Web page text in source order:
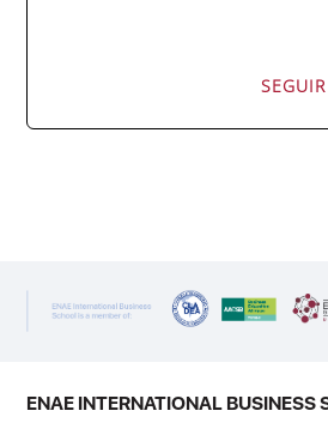
a Crecer". El programa está
personas inscritas como
becas de estudio parciales
ENAE INTERNATIONAL BUSINESS